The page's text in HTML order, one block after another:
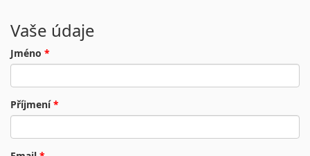
Vaše údaje
Jméno *
Příjmení*